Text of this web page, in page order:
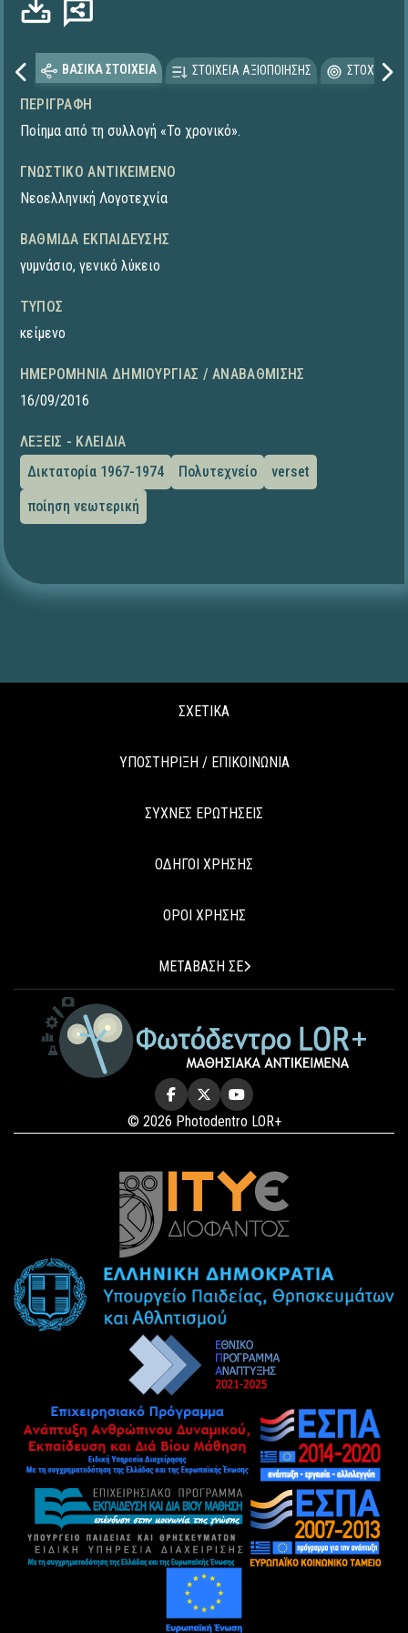
ΒΑΣΙΚΑ ΣΤΟΙΧΕΙΑ ΣΤΟΙΧΕΙΑ ΑΞΙΟΠΟΙΗΣΗΣ
ΠΕΡΙΓΡΑΦΉ
Ποίημα από τη συλλογή «Το χρονικό».
ΓΝΩΣΤΙΚΌ ΑΝΤΙΚΕΊΜΕΝΟ
Νεοελληνική Λογοτεχνία
ΒΑΘΜΊΔΑ ΕΚΠΑΊΔΕΥΣΗΣ
γυμνάσιο, γενικό λύκειο
ΤΎΠΟΣ
κείμενο
ΗΜΕΡΟΜΗΝΊΑ ΔΗΜΙΟΥΡΓΊΑΣ / ΑΝΑΒΆΘΜΙΣΗΣ
16/09/2016
ΛΈΞΕΙΣ - ΚΛΕΙΔΙΆ
Δικτατορία 1967-1974
Πολυτεχνείο
verset
ποίηση νεωτερική
ΣΧΕΤΙΚΑ
ΥΠΟΣΤΗΡΙΞΗ / ΕΠΙΚΟΙΝΩΝΙΑ
ΣΥΧΝΕΣ ΕΡΩΤΗΣΕΙΣ
ΟΔΗΓΟΙ ΧΡΗΣΗΣ
ΟΡΟΙ ΧΡΗΣΗΣ
ΜΕΤΑΒΑΣΗ ΣΕ
© 2026 Photodentro LOR+